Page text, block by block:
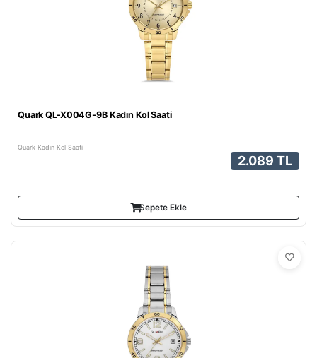
Quark QL-X004G-9B Kadın Kol Saati
Quark Kadın Kol Saati
2.089 TL
Sepete Ekle